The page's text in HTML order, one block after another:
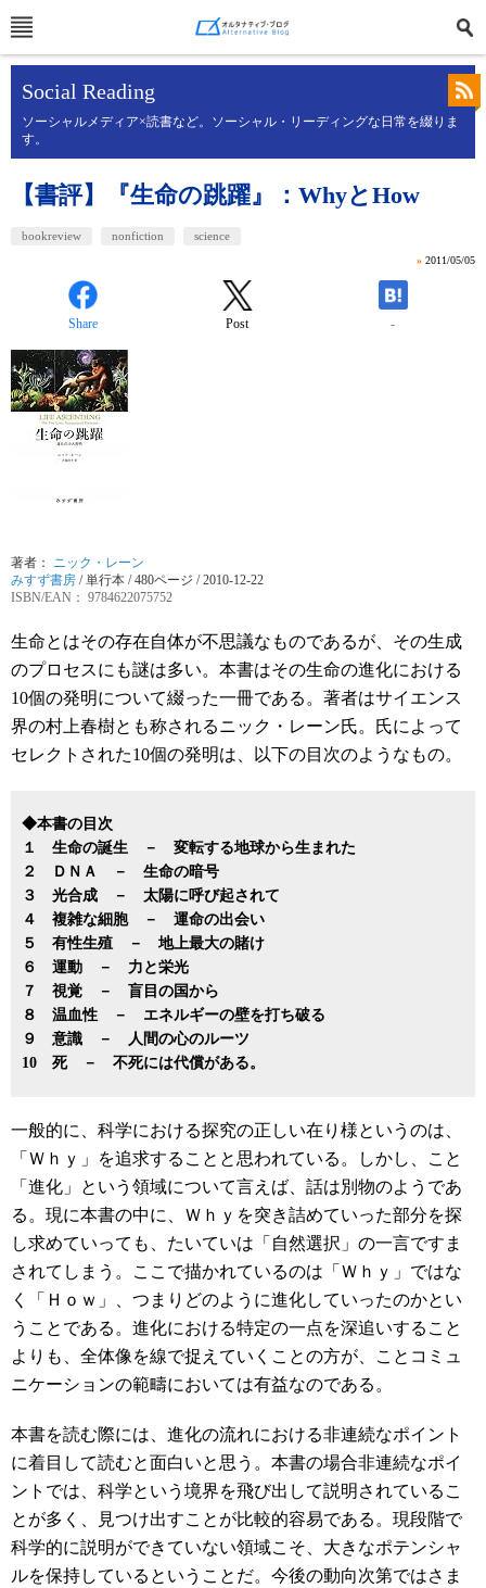
Social Reading
ソーシャルメディア×読書など。ソーシャル・リーディングな日常を綴りま
す。
【書評】『生命の跳躍』：WhyとHow
bookreview nonfiction science
» 2011/05/05
Share Post -
著者：
ニック・レーン
みすず書房 / 単行本 / 480ページ / 2010-12-22
ISBN/EAN： 9784622075752
生命とはその存在自体が不思議なものであるが、その生成
のプロセスにも謎は多い。本書はその生命の進化における
10個の発明について綴った一冊である。著者はサイエンス
界の村上春樹とも称されるニック・レーン氏。氏によって
セレクトされた10個の発明は、以下の目次のようなもの。
◆本書の目次
１ 生命の誕生 － 変転する地球から生まれた
２ ＤＮＡ
－ 生命の暗号
３ 光合成 － 太陽に呼び起されて
４ 複雑な細胞 － 運命の出会い
５ 有性生殖 － 地上最大の賭け
６ 運動 － 力と栄光
７ 視覚 － 盲目の国から
８ 温血性 － エネルギーの壁を打ち破る
９ 意識 － 人間の心のルーツ
10 死 － 不死には代償がある。
一般的に、科学における探究の正しい在り様というのは、
「Ｗｈｙ」を追求することと思われている。しかし、こと
「進化」という領域について言えば、話は別物のようであ
る。現に本書の中に、Ｗｈｙを突き詰めていった部分を探
し求めていっても、たいていは「自然選択」の一言ですま
されてしまう。ここで描かれているのは「Ｗｈｙ」ではな
く「Ｈｏｗ」、つまりどのように進化していったのかとい
うことである。進化における特定の一点を深追いすること
よりも、全体像を線で捉えていくことの方が、ことコミュ
ニケーションの範疇においては有益なのである。
本書を読む際には、進化の流れにおける非連続なポイント
に着目して読むと面白いと思う。本書の場合非連続なポイ
ントでは、科学という境界を飛び出して説明されているこ
とが多く、見つけ出すことが比較的容易である。現段階で
科学的に説明ができていない領域こそ、大きなポテンシャ
ルを保持しているということだ。今後の動向次第ではさま